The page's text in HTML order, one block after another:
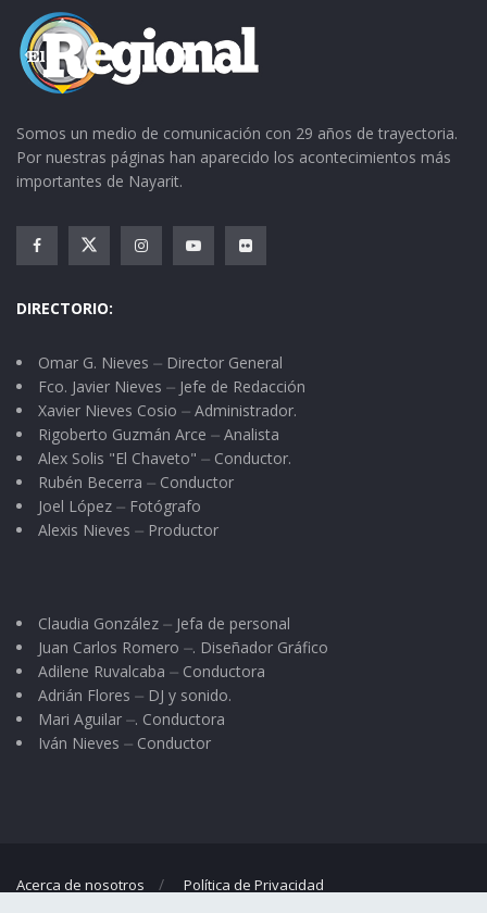
Somos un medio de comunicación con 29 años de trayectoria.
Por nuestras páginas han aparecido los acontecimientos más
importantes de Nayarit.
DIRECTORIO:
Omar G. Nieves ⏤ Director General
Fco. Javier Nieves ⏤ Jefe de Redacción
Xavier Nieves Cosio ⏤ Administrador.
Rigoberto Guzmán Arce ⏤ Analista
Alex Solis "El Chaveto" ⏤ Conductor.
Rubén Becerra ⏤ Conductor
Joel López ⏤ Fotógrafo
Alexis Nieves ⏤ Productor
Claudia González ⏤ Jefa de personal
Juan Carlos Romero ⏤. Diseñador Gráfico
Adilene Ruvalcaba ⏤ Conductora
Adrián Flores ⏤ DJ y sonido.
Mari Aguilar ⏤. Conductora
Iván Nieves ⏤ Conductor
Acerca de nosotros Política de Privacidad